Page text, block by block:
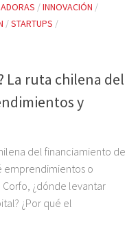
/INNOVACIÓN /
/STARTUPS /
La ruta chilena del
y
del financiamiento de
emprendimientos o
Corfo, ¿dónde levantar
¿Por qué el